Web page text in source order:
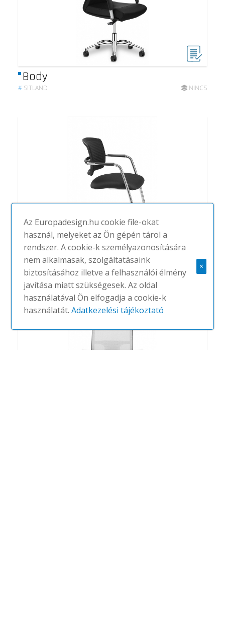
Body
# SITLAND NINCS
PK
SITLAND NINCS
Az Europadesign.hu cookie file-okat
használ, melyeket az Ön gépén tárol a
rendszer. A cookie-k személyazonosítására
nem alkalmasak, szolgáltatásaink
biztosításához illetve a felhasználói élmény
javítása miatt szükségesek. Az oldal
használatával Ön elfogadja a cookie-k
használatát.Adatkezelési tájékoztató
×